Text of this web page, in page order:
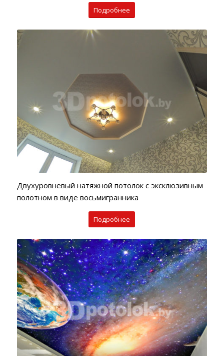
Подробнее
Двухуровневый натяжной потолок с эксклюзивным
полотном в виде восьмигранника
Подробнее